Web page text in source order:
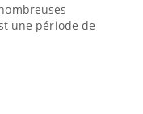
une période de